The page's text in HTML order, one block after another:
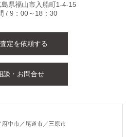
県福山市入船町1-4-15
/ 9：00～18：30
定を依頼する
談・お問合せ
府中市／尾道市／三原市